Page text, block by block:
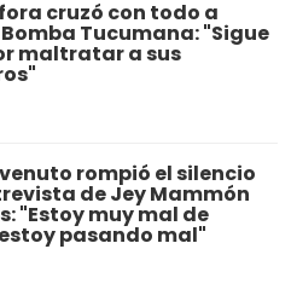
cruzó con todo a
Tucumana: "Sigue
maltratar a sus
rompió el silencio
de Jey Mammón
"Estoy muy mal de
pasando mal"